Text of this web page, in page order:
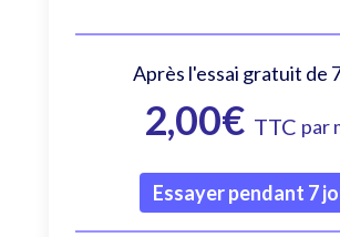
Après l'essai gratuit de
2,00€ TTC par
Essayer pendant 7